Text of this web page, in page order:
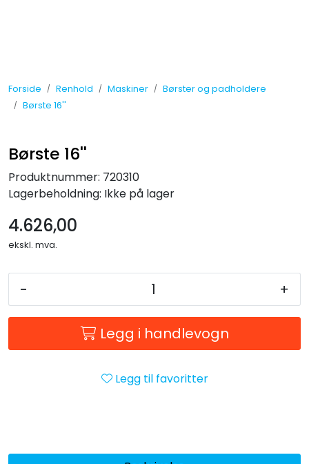
Forside Renhold Maskiner
Børster og padholdere
Børste 16''
Børste 16''
Produktnummer: 720310
Lagerbeholdning: Ikke på lager
4.626,00
ekskl. mva.
- +
Legg i handlevogn
Legg til favoritter
Måleinstrumenter
Kjemi
Vinduspusseutstyr
Verneutstyr
Forbruksmateriell